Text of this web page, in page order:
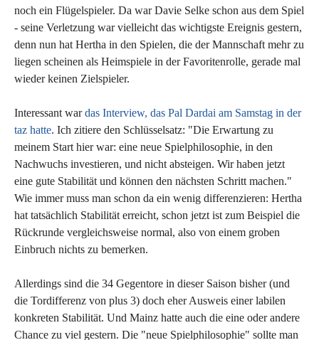
noch ein Flügelspieler. Da war Davie Selke schon aus dem Spiel
- seine Verletzung war vielleicht das wichtigste Ereignis gestern,
denn nun hat Hertha in den Spielen, die der Mannschaft mehr zu
liegen scheinen als Heimspiele in der Favoritenrolle, gerade mal
wieder keinen Zielspieler.
Interessant wardas Interview, das Pal Dardai am Samstag in der
taz hatte. Ich zitiere den Schlüsselsatz: "Die Erwartung zu
meinem Start hier war: eine neue Spielphilosophie, in den
Nachwuchs investieren, und nicht absteigen. Wir haben jetzt
eine gute Stabilität und können den nächsten Schritt machen."
Wie immer muss man schon da ein wenig differenzieren: Hertha
hat tatsächlich Stabilität erreicht, schon jetzt ist zum Beispiel die
Rückrunde vergleichsweise normal, also von einem groben
Einbruch nichts zu bemerken.
Allerdings sind die 34 Gegentore in dieser Saison bisher (und
die Tordifferenz von plus 3) doch eher Ausweis einer labilen
konkreten Stabilität. Und Mainz hatte auch die eine oder andere
Chance zu viel gestern. Die "neue Spielphilosophie" sollte man